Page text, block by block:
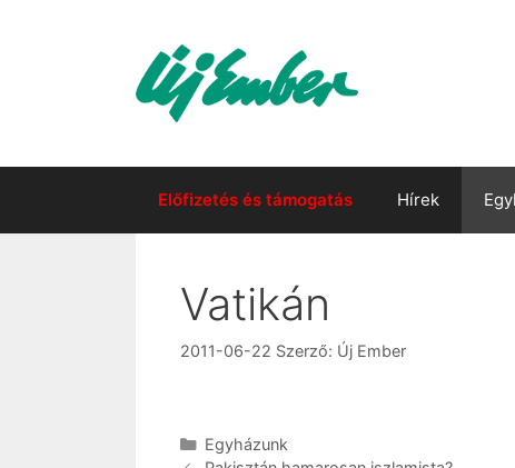
Előfizetés és támogatás Hírek
Vatikán
2011-06-22 Szerző: Új Ember
Kategória
Egyházunk